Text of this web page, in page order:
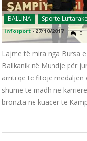
BALLINA Sporte Luftarake
infosport -27/10/2017 0
Lajme të mira nga Bursa
Ballkanik në Mundje për
arriti që të fitojë medaljen
shumë të madh në
bronzta në kuadër të